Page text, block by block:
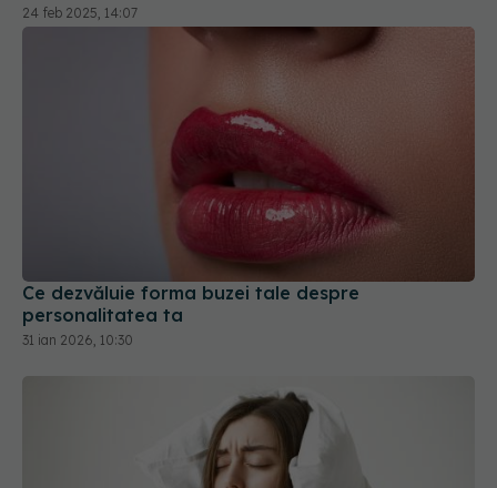
Ce dezvăluie forma buzei tale despre
31 ian 2026, 10:30